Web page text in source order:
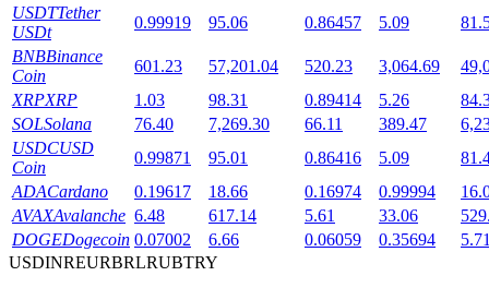
Popüler token'lar kazanmak için esnek staking
BTR Kilitleme
BTR sahiplerine özel yatırımlar
USDTTether
USDt
0.99919 95.06 0.86457 5.09
BNBBinance
Coin
601.23 57,201.04 520.23 3,064.69
XRPXRP 1.03 98.31 0.89414 5.26
SOLSolana 76.40 7,269.30 66.11 389.47
USDCUSD
Coin
0.99871 95.01 0.86416 5.09
ADACardano 0.19617 18.66 0.16974 0.99994
AVAXAvalanche 6.48 617.14 5.61 33.06
DOGEDogecoin 0.07002 6.66 0.06059 0.35694
USDINREURBRLRUBTRY